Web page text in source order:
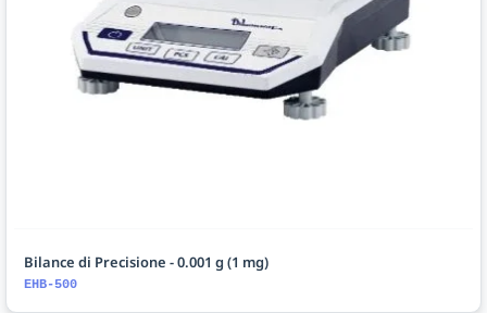
Bilance di Precisione - 0.001 g (1 mg)
EHB-500